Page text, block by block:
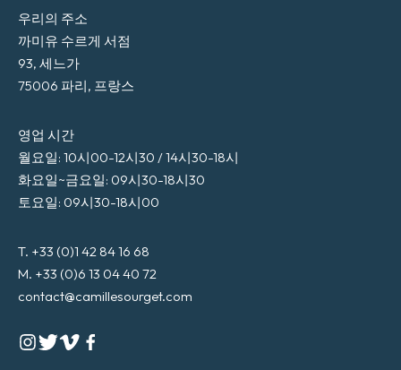
우리의 주소
까미유 수르게 서점
93, 세느가
75006 파리, 프랑스
영업 시간
월요일: 10시00-12시30 / 14시30-18시
화요일~금요일: 09시30-18시30
토요일: 09시30-18시00
T. +33 (0)1 42 84 16 68
M. +33 (0)6 13 04 40 72
contact@camillesourget.com